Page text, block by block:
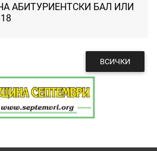
АБИТУРИЕНТСКИ БАЛ ИЛИ
ВСИЧКИ